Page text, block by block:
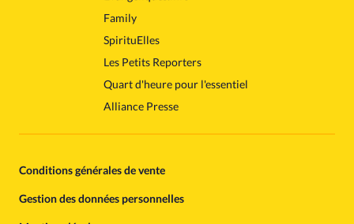
Family
SpirituElles
Les Petits Reporters
Quart d'heure pour l'essentiel
Alliance Presse
Conditions générales de vente
Gestion des données personnelles